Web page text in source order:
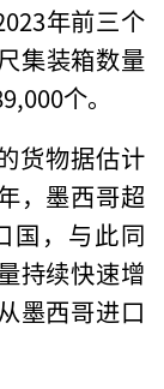
年前三个
集装箱数量
个。
货物据估计
，墨西哥超
国，与此同
持续快速增
墨西哥进口